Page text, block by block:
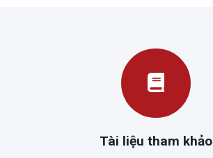
Tài liệu tham khảo